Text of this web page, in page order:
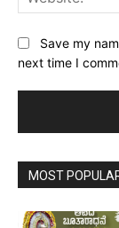
Save my
next time I
MOST